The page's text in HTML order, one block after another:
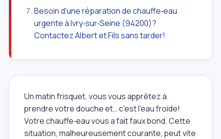
Besoin d'une réparation de chauffe‑eau
urgente à Ivry‑sur‑Seine (94200)?
Contactez Albert et Fils sans tarder!
Un matin frisquet, vous vous apprêtez à
prendre votre douche et… c'est l'eau froide!
Votre chauffe‑eau vous a fait faux bond. Cette
situation, malheureusement courante, peut vite